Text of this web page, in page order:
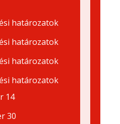
határozatok
határozatok
határozatok
határozatok
14
30